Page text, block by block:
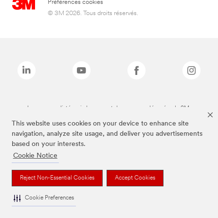
This website uses cookies on your device to enhance site
navigation, analyze site usage, and deliver you advertisements
based on your interests.
Cookie Notice
Reject Non-Essential Cookies Accept Cookies
Cookie Preferences
Préférences cookies
© 3M 2026. Tous droits réservés.
Les marques listées ci-dessus sont des marques déposées de 3M.